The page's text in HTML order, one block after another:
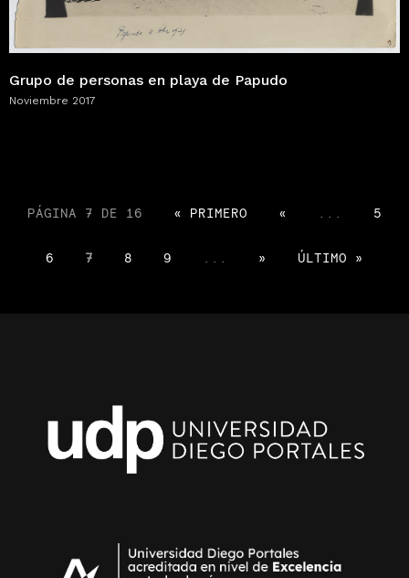
Grupo de personas en playa de Papudo
Noviembre 2017
PÁGINA 7 DE 16 « PRIMERO « 5
6 7 8 9 » ÚLTIMO »